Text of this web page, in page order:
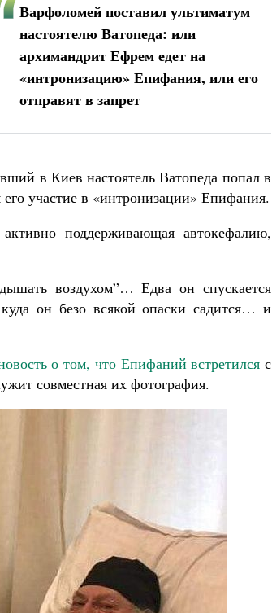
Варфоломей поставил ультиматум
настоятелю Ватопеда: или
архимандрит Ефрем едет на
«интронизацию» Епифания, или его
отправят в запрет
в Киев настоятель Ватопеда попал в
участие в «интронизации» Епифания.
поддерживающая автокефалию,
воздухом”… Едва он спускается
он безо всякой опаски садится… и
о том, что Епифаний встретился с
совместная их фотография.